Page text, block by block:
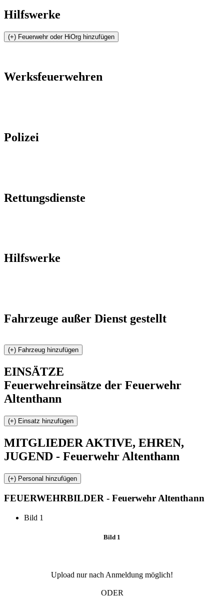
Hilfswerke
Werksfeuerwehren
Polizei
Rettungsdienste
Hilfswerke
Fahrzeuge außer Dienst gestellt
EINSÄTZE
Feuerwehreinsätze der Feuerwehr
Altenthann
MITGLIEDER AKTIVE, EHREN,
JUGEND - Feuerwehr Altenthann
FEUERWEHRBILDER - Feuerwehr Altenthann
Bild 1
Bild 1
Upload nur nach Anmeldung möglich!
ODER